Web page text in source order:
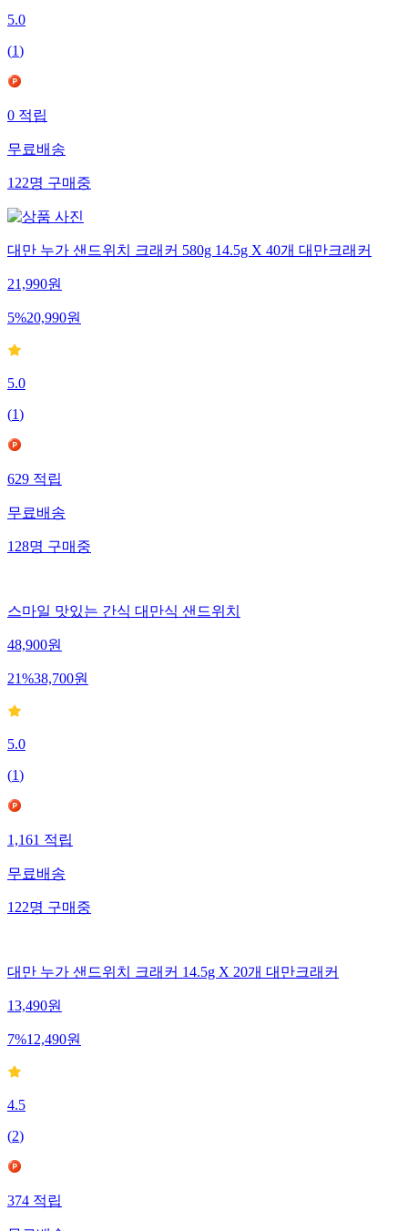
5.0
(1)
0적립
무료배송
122명구매중
대만 누가 샌드위치 크래커 580g 14.5g X 40개 대만크래커
21,990원
5%20,990원
5.0
(1)
629적립
무료배송
128명구매중
스마일 맛있는 간식 대만식 샌드위치
48,900원
21%38,700원
5.0
(1)
1,161적립
무료배송
122명구매중
대만 누가 샌드위치 크래커 14.5g X 20개 대만크래커
13,490원
7%12,490원
4.5
(2)
374적립